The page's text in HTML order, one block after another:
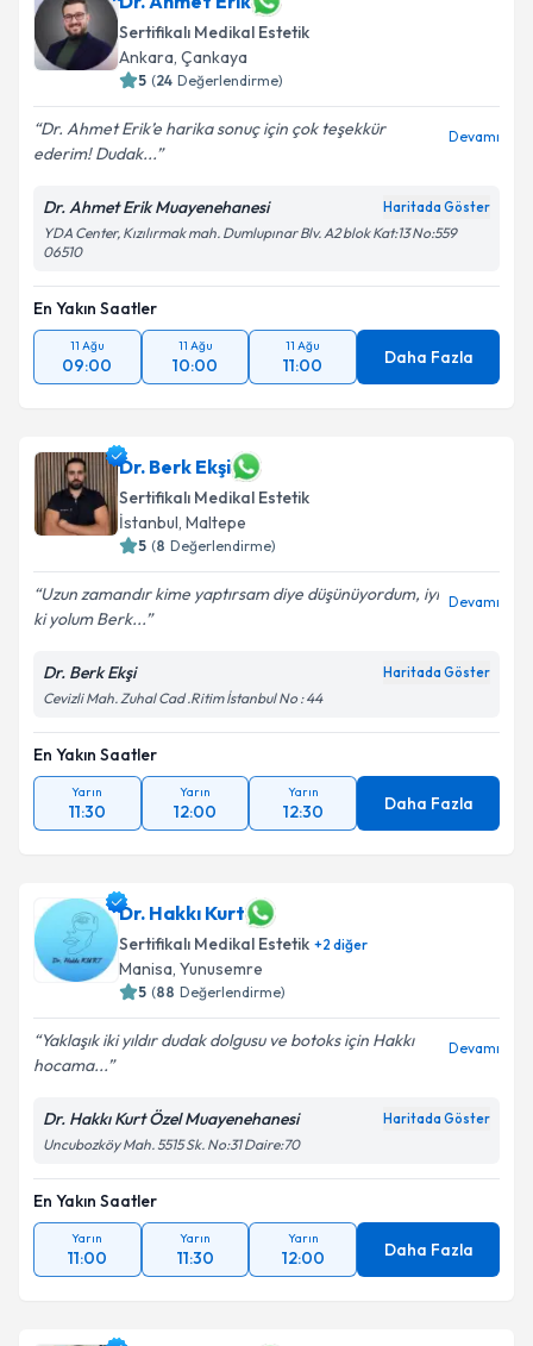
Sertifikalı Medikal Estetik
Ankara, Çankaya
5 (24 Değerlendirme)
Dr. Ahmet Erik’e harika sonuç için çok teşekkür
ederim! Dudak...
Devamı
Dr. Ahmet Erik Muayenehanesi Haritada Göster
YDA Center, Kızılırmak mah. Dumlupınar Blv. A2 blok Kat:13 No:559
06510
En Yakın Saatler
11 Ağu
09:00
11 Ağu
10:00
11 Ağu
11:00 Daha Fazla
Dr. Berk Ekşi
Sertifikalı Medikal Estetik
İstanbul, Maltepe
5 (8 Değerlendirme)
Uzun zamandır kime yaptırsam diye düşünüyordum, iyi
ki yolum Berk...
Devamı
Dr. Berk Ekşi Haritada Göster
Cevizli Mah. Zuhal Cad .Ritim İstanbul No : 44
En Yakın Saatler
Yarın
11:30
Yarın
12:00
Yarın
12:30 Daha Fazla
Dr. Hakkı Kurt
Sertifikalı Medikal Estetik +2 diğer
Manisa, Yunusemre
5 (88 Değerlendirme)
Yaklaşık iki yıldır dudak dolgusu ve botoks için Hakkı
hocama...
Devamı
Dr. Hakkı Kurt Özel Muayenehanesi Haritada Göster
Uncubozköy Mah. 5515 Sk. No:31 Daire:70
En Yakın Saatler
Yarın
11:00
Yarın
11:30
Yarın
12:00 Daha Fazla